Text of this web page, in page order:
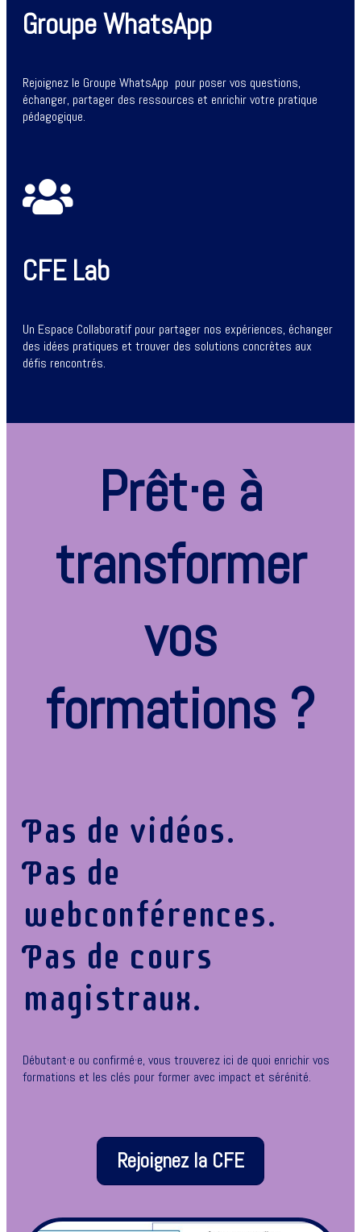
Groupe WhatsApp
Rejoignez le Groupe WhatsApp pour poser vos questions,
échanger, partager des ressources et enrichir votre pratique
pédagogique.
CFE Lab
Un Espace Collaboratif pour partager nos expériences, échanger
des idées pratiques et trouver des solutions concrètes aux
défis rencontrés.
Prêt·e à
transformer
vos
formations ?
Pas de vidéos.
Pas de
webconférences.
Pas de cours
magistraux.
Débutant·e ou confirmé·e, vous trouverez ici de quoi enrichir vos
formations et les clés pour former avec impact et sérénité.
Rejoignez la CFE